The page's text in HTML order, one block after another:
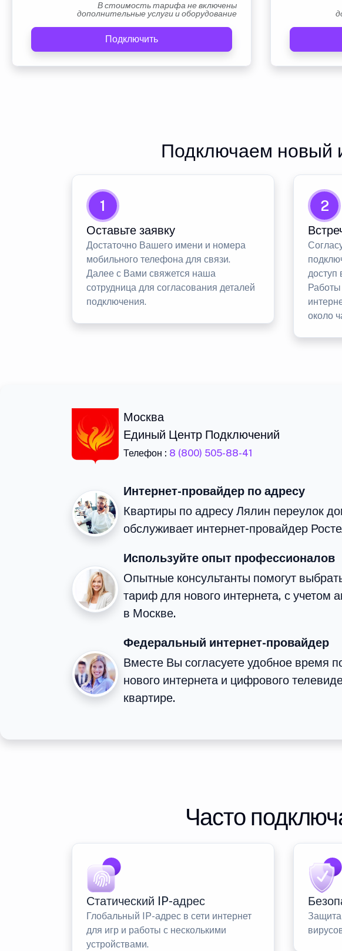
В стоимость тарифа не включены
дополнительные услуги и оборудование
Подключить
Подключаем новый
1
Оставьте заявку
Достаточно Вашего имени и номера
мобильного телефона для связи.
Далее с Вами свяжется наша
сотрудница для согласования деталей
подключения.
2
доступ
около
Москва
Единый Центр Подключений
Телефон : 8 (800) 505-88-41
Интернет-провайдер по адресу
Квартиры по адресу Лялин переулок
обслуживает интернет-провайдер
Используйте опыт профессионалов
Опытные консультанты помогут
тариф для нового интернета, с учетом
в Москве.
Федеральный интернет-провайдер
Вместе Вы согласуете удобное время
нового интернета и цифрового
квартире.
Часто
Статический IP-адрес
Глобальный IP-адрес в сети интернет
для игр и работы с несколькими
устройствами.
Защита